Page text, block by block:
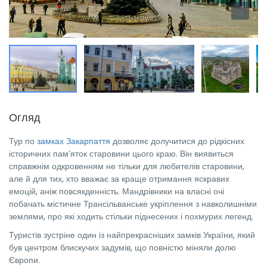
Огляд
Тур по замках Закарпаття дозволяє долучитися до рідкісних
історичних пам’яток старовини цього краю. Він виявиться
справжнім одкровенням не тільки для любителів старовини,
але й для тих, хто вважає за краще отримання яскравих
емоцій, аніж повсякденність. Мандрівники на власні очі
побачать містичне Трансільванське укріплення з навколишніми
землями, про які ходить стільки піднесених і похмурих легенд.
Туристів зустріне один із найпрекрасніших замків України, який
був центром блискучих задумів, що повністю міняли долю
Європи.